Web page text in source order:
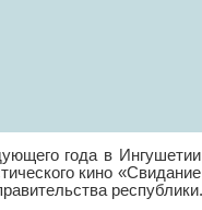
года в
кино
республики.